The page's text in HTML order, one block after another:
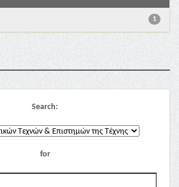
1
Search:
for